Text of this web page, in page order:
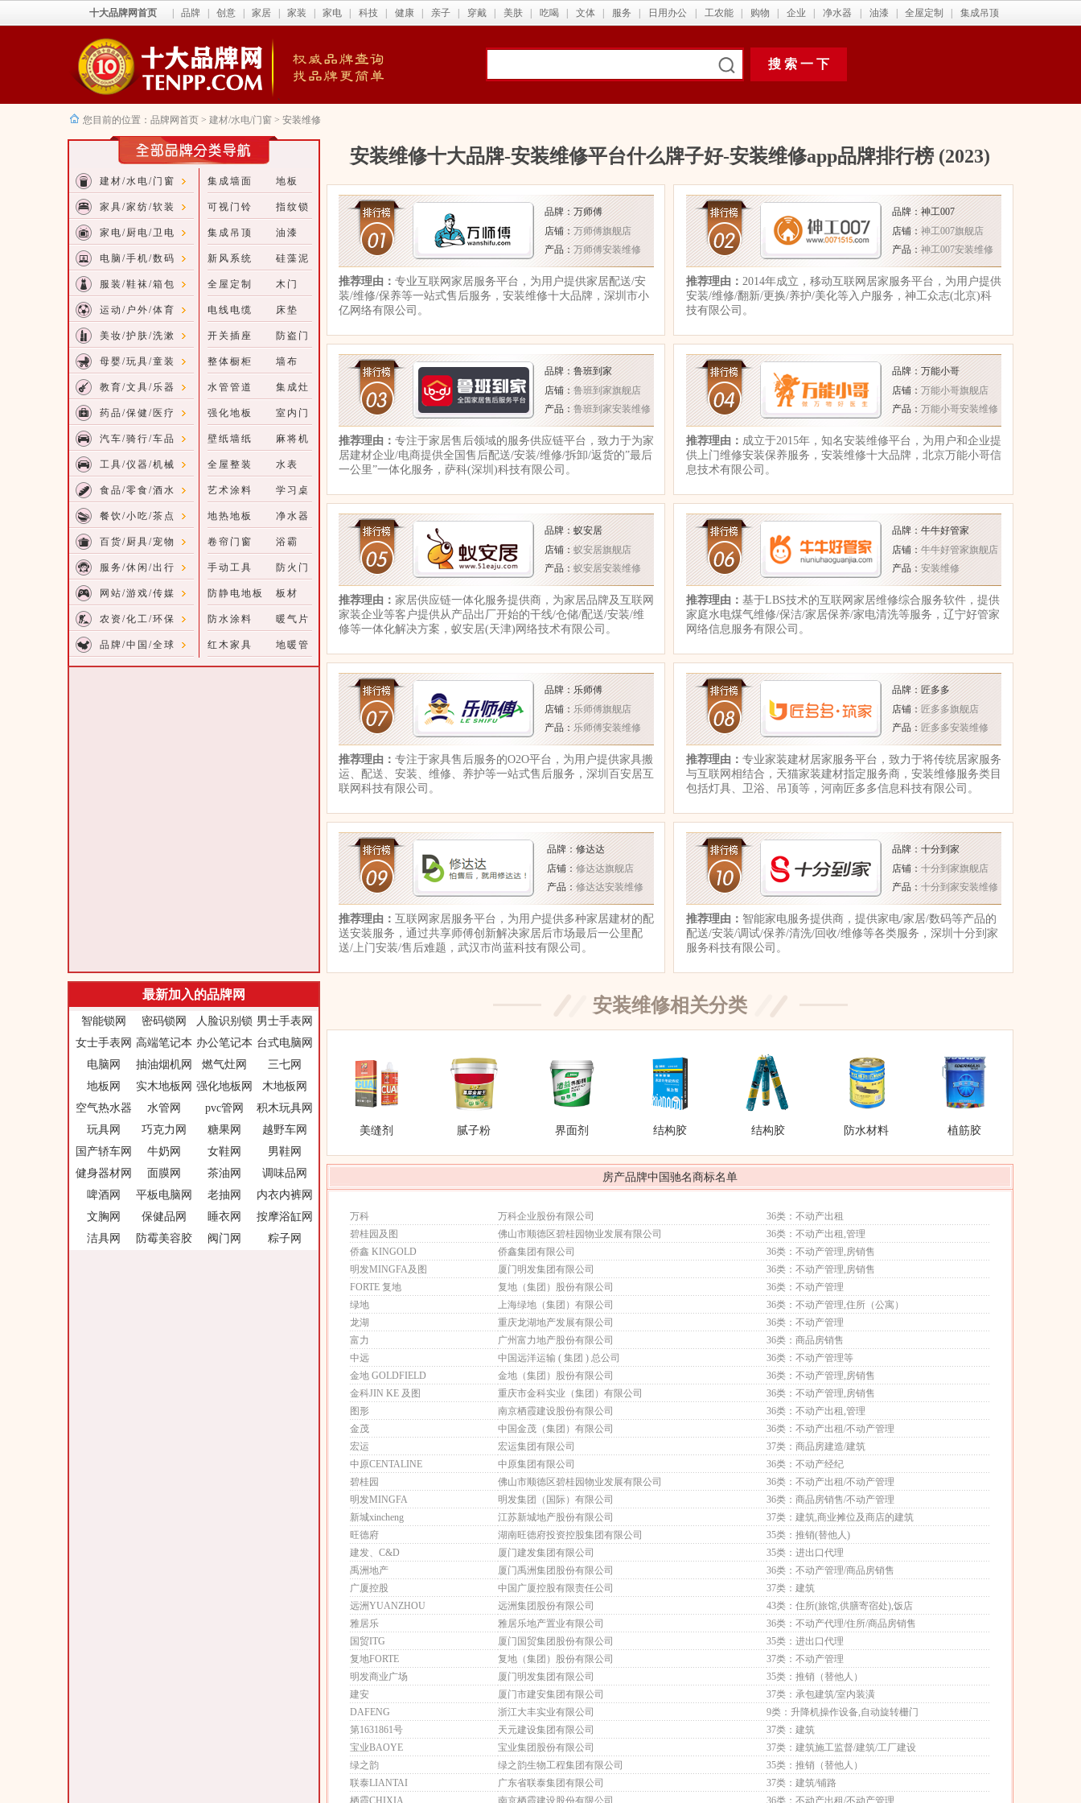
十大品牌网首页 品牌 创意 家居 家装 家电 科技 健康 亲子 穿戴 美肤 吃喝 文体 服务 日用办公 工农能 购物 企业 净水器 油漆 全屋定制 集成吊顶
、
您目前的位置： 品牌网首页 > 建材/水电/门窗 > 安装维修
建材/水电/门窗
家具/家纺/软装
家电/厨电/卫电
电脑/手机/数码
服装/鞋袜/箱包
运动/户外/体育
美妆/护肤/洗漱
母婴/玩具/童装
教育/文具/乐器
药品/保健/医疗
汽车/骑行/车品
工具/仪器/机械
食品/零食/酒水
餐饮/小吃/茶点
百货/厨具/宠物
服务/休闲/出行
网站/游戏/传媒
农资/化工/环保
品牌/中国/全球
集成墙面 地板
可视门铃 指纹锁
集成吊顶 油漆
新风系统 硅藻泥
全屋定制 木门
电线电缆 床垫
开关插座 防盗门
整体橱柜 墙布
水管管道 集成灶
强化地板 室内门
壁纸墙纸 麻将机
全屋整装 水表
艺术涂料 学习桌
地热地板 净水器
卷帘门窗 浴霸
手动工具 防火门
防静电地板 板材
防水涂料 暖气片
红木家具 地暖管
安装维修十大品牌-安装维修平台什么牌子好-安装维修app品牌排行榜(2023)
品牌：万师傅
店铺：万师傅旗舰店
产品：万师傅安装维修
推荐理由： 专业互联网家居服务平台，为用户提供家居配送/安
装/维修/保养等一站式售后服务，安装维修十大品牌，深圳市小
亿网络有限公司。
品牌：神工007
店铺：神工007旗舰店
产品：神工007安装维修
推荐理由： 2014年成立，移动互联网居家服务平台，为用户提供
安装/维修/翻新/更换/养护/美化等入户服务，神工众志(北京)科
技有限公司。
品牌：鲁班到家
店铺：鲁班到家旗舰店
产品：鲁班到家安装维修
推荐理由： 专注于家居售后领域的服务供应链平台，致力于为家
居建材企业/电商提供全国售后配送/安装/维修/拆卸/返货的”最后
一公里”一体化服务，萨科(深圳)科技有限公司。
品牌：万能小哥
店铺：万能小哥旗舰店
产品：万能小哥安装维修
推荐理由： 成立于2015年，知名安装维修平台，为用户和企业提
供上门维修安装保养服务，安装维修十大品牌，北京万能小哥信
息技术有限公司。
品牌：蚁安居
店铺：蚁安居旗舰店
产品：蚁安居安装维修
推荐理由： 家居供应链一体化服务提供商，为家居品牌及互联网
家装企业等客户提供从产品出厂开始的干线/仓储/配送/安装/维
修等一体化解决方案，蚁安居(天津)网络技术有限公司。
品牌：牛牛好管家
店铺：牛牛好管家旗舰店
产品：安装维修
推荐理由： 基于LBS技术的互联网家居维修综合服务软件，提供
家庭水电煤气维修/保洁/家居保养/家电清洗等服务，辽宁好管家
网络信息服务有限公司。
品牌：乐师傅
店铺：乐师傅旗舰店
产品：乐师傅安装维修
推荐理由： 专注于家具售后服务的O2O平台，为用户提供家具搬
运、配送、安装、维修、养护等一站式售后服务，深圳百安居互
联网科技有限公司。
品牌：匠多多
店铺：匠多多旗舰店
产品：匠多多安装维修
推荐理由： 专业家装建材居家服务平台，致力于将传统居家服务
与互联网相结合，天猫家装建材指定服务商，安装维修服务类目
包括灯具、卫浴、吊顶等，河南匠多多信息科技有限公司。
品牌：修达达
店铺：修达达旗舰店
产品：修达达安装维修
推荐理由： 互联网家居服务平台，为用户提供多种家居建材的配
送安装服务，通过共享师傅创新解决家居后市场最后一公里配
送/上门安装/售后难题，武汉市尚蓝科技有限公司。
品牌：十分到家
店铺：十分到家旗舰店
产品：十分到家安装维修
推荐理由： 智能家电服务提供商，提供家电/家居/数码等产品的
配送/安装/调试/保养/清洗/回收/维修等各类服务，深圳十分到家
服务科技有限公司。
最新加入的品牌网
智能锁网 密码锁网 人脸识别锁 男士手表网
女士手表网 高端笔记本 办公笔记本 台式电脑网
电脑网
抽油烟机网 燃气灶网
三七网
地板网
实木地板网 强化地板网
木地板网
空气热水器
水管网 pvc管网
积木玩具网
玩具网
巧克力网 糖果网
越野车网
国产轿车网
牛奶网 女鞋网
男鞋网
健身器材网
面膜网 茶油网
调味品网
啤酒网
平板电脑网 老抽网
内衣内裤网
文胸网
保健品网 睡衣网
按摩浴缸网
洁具网
防霉美容胶 阀门网 粽子网
安装维修相关分类
美缝剂 腻子粉 界面剂 结构胶 结构胶 防水材料 植筋胶
房产品牌中国驰名商标名单
万科 万科企业股份有限公司
36类：不动产出租
碧桂园及图
佛山市顺德区碧桂园物业发展有限公司
36类：不动产出租,管理
侨鑫 KINGOLD
侨鑫集团有限公司
36类：不动产管理,房销售
明发MINGFA及图
厦门明发集团有限公司
36类：不动产管理,房销售
FORTE 复地
复地（集团）股份有限公司
36类：不动产管理
绿地
上海绿地（集团）有限公司
36类：不动产管理,住所（公寓）
龙湖
重庆龙湖地产发展有限公司
36类：不动产管理
富力
广州富力地产股份有限公司
36类：商品房销售
中远
中国远洋运输 ( 集团 ) 总公司
36类：不动产管理等
金地 GOLDFIELD
金地（集团）股份有限公司
36类：不动产管理,房销售
金科JIN KE 及图
重庆市金科实业（集团）有限公司
36类：不动产管理,房销售
图形
南京栖霞建设股份有限公司
36类：不动产出租,管理
金茂
中国金茂（集团）有限公司
36类：不动产出租/不动产管理
宏运
宏运集团有限公司
37类：商品房建造/建筑
中原CENTALINE
中原集团有限公司
36类：不动产经纪
碧桂园
佛山市顺德区碧桂园物业发展有限公司
36类：不动产出租/不动产管理
明发MINGFA
明发集团（国际）有限公司
36类：商品房销售/不动产管理
新城xincheng
江苏新城地产股份有限公司
37类：建筑,商业摊位及商店的建筑
旺德府
湖南旺德府投资控股集团有限公司
35类：推销(替他人)
建发、C&D
厦门建发集团有限公司
35类：进出口代理
禹洲地产
厦门禹洲集团股份有限公司
36类：不动产管理/商品房销售
广厦控股
中国广厦控股有限责任公司
37类：建筑
远洲YUANZHOU
远洲集团股份有限公司
43类：住所(旅馆,供膳寄宿处),饭店
雅居乐
雅居乐地产置业有限公司
36类：不动产代理/住所/商品房销售
国贸ITG
厦门国贸集团股份有限公司
35类：进出口代理
复地FORTE
复地（集团）股份有限公司
37类：不动产管理
明发商业广场
厦门明发集团有限公司
35类：推销（替他人）
建安
厦门市建安集团有限公司
37类：承包建筑/室内装潢
DAFENG
浙江大丰实业有限公司
9类：升降机操作设备,自动旋转栅门
第1631861号
天元建设集团有限公司
37类：建筑
宝业BAOYE
宝业集团股份有限公司
37类：建筑施工监督/建筑/工厂建设
绿之韵
绿之韵生物工程集团有限公司
35类：推销（替他人）
联泰LIANTAI
广东省联泰集团有限公司
37类：建筑/铺路
栖霞CHIXIA
南京栖霞建设股份有限公司 36类：不动产出租/不动产管理